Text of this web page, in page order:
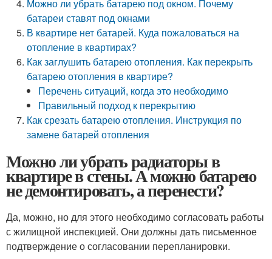
Можно ли убрать батарею под окном. Почему
батареи ставят под окнами
В квартире нет батарей. Куда пожаловаться на
отопление в квартирах?
Как заглушить батарею отопления. Как перекрыть
батарею отопления в квартире?
Перечень ситуаций, когда это необходимо
Правильный подход к перекрытию
Как срезать батарею отопления. Инструкция по
замене батарей отопления
Можно ли убрать радиаторы в
квартире в стены. А можно батарею
не демонтировать, а перенести?
Да, можно, но для этого необходимо согласовать работы
с жилищной инспекцией. Они должны дать письменное
подтверждение о согласовании перепланировки.